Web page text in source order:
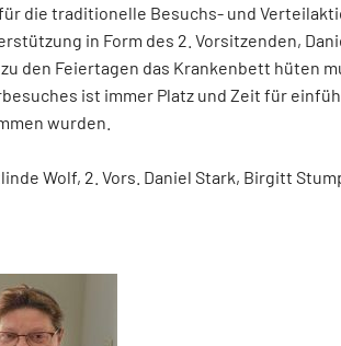
und Intensivmedizin
Wahlleistungen
die traditionelle Besuchs- und
in Form des 2. Vorsitzenden,
den Feiertagen das Krankenbett hüten
ist immer Platz und Zeit für
wurden.
Wolf, 2. Vors. Daniel Stark, Birgitt